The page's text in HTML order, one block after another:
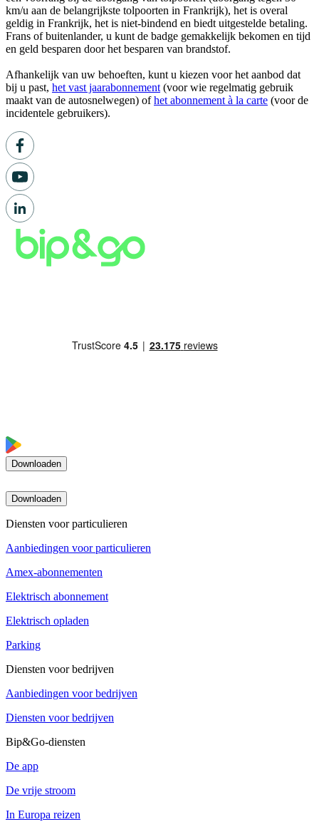
km/u aan de belangrijkste tolpoorten in Frankrijk), het is overal
geldig in Frankrijk, het is niet-bindend en biedt uitgestelde betaling.
Frans of buitenlander, u kunt de badge gemakkelijk bekomen en tijd
en geld besparen door het besparen van brandstof.
Afhankelijk van uw behoeften, kunt u kiezen voor het aanbod dat
bij u past, het vast jaarabonnement(voor wie regelmatig gebruik
maakt van de autosnelwegen) ofhet abonnement à la carte (voor de
incidentele gebruikers).
Downloaden
Downloaden
Diensten voor particulieren
Aanbiedingen voor particulieren
Amex-abonnementen
Elektrisch abonnement
Elektrisch opladen
Parking
Diensten voor bedrijven
Aanbiedingen voor bedrijven
Diensten voor bedrijven
Bip&Go-diensten
De app
De vrije stroom
In Europa reizen